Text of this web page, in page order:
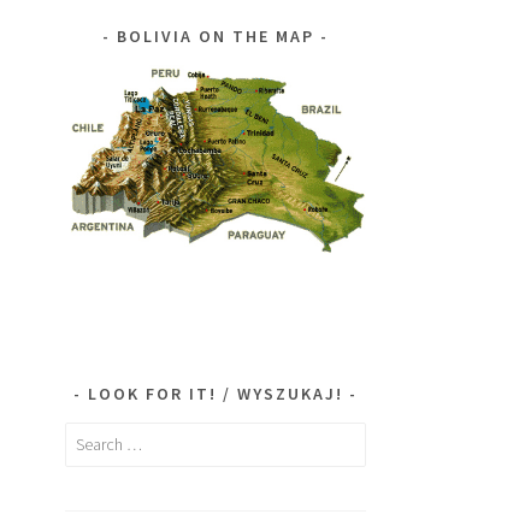
BOLIVIA ON THE MAP
LOOK FOR IT! / WYSZUKAJ!
Search